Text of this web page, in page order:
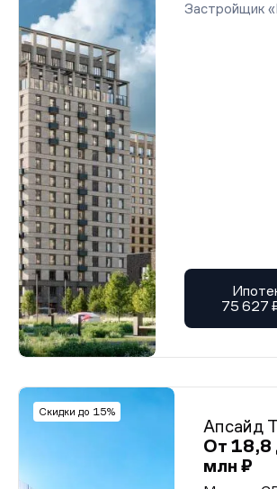
Застройщик
75 627
Скидки до 15%
Апсайд
От 18,8
млн ₽